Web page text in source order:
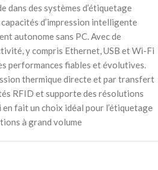
dans des systèmes d’étiquetage
d’impression intelligente
autonome sans PC. Avec de
y compris Ethernet, USB et Wi-Fi
performances fiables et évolutives.
thermique directe et par transfert
RFID et supporte des résolutions
en fait un choix idéal pour l’étiquetage
à grand volume